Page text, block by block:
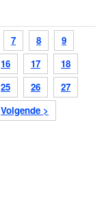
7 8
9
16 17
18
25 26
27
Volgende >